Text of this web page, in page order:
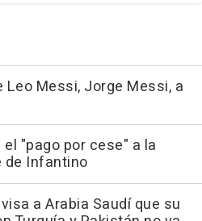
Leo Messi, Jorge Messi, a
el "pago por cese" a la
de Infantino
a Arabia Saudí que su